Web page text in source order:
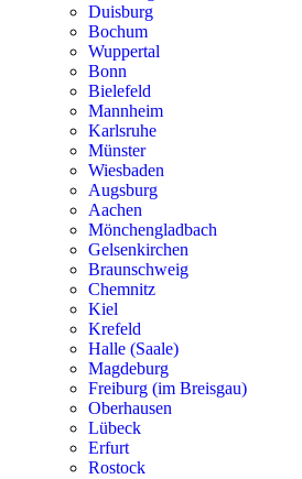
Duisburg
Bochum
Wuppertal
Bonn
Bielefeld
Mannheim
Karlsruhe
Münster
Wiesbaden
Augsburg
Aachen
Mönchengladbach
Gelsenkirchen
Braunschweig
Chemnitz
Kiel
Krefeld
Halle (Saale)
Magdeburg
Freiburg (im Breisgau)
Oberhausen
Lübeck
Erfurt
Rostock